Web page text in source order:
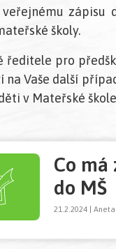
zápisu
školy.
ředitele pro
na Vaše další
v Mateřské
Co
do MŠ
21.2.2024 |